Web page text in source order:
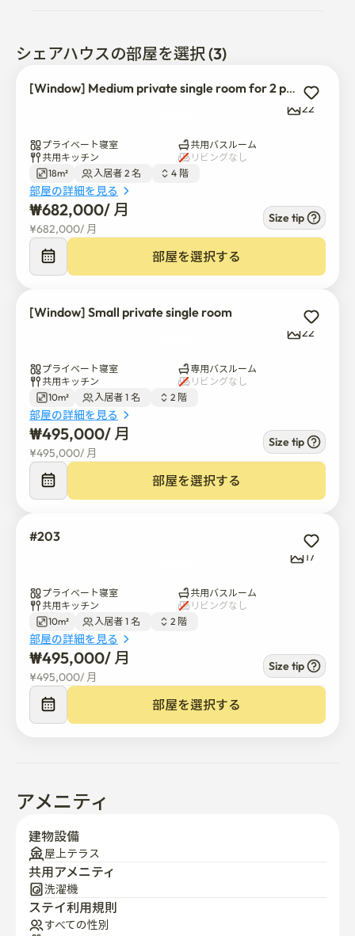
🚶♀️太平駅徒歩10分
🏫嘉泉大学校15分以内
🚇蚕室駅まで約30分です
🚇江南駅まで約30分です
🏠 プロパティハイライト
✔各スタジオには専用シャワールーム、冷蔵庫、エアコ
✔全面リニューアル壁紙&フローリング
👥共用施設
✔ご飯、キムチ提供
✔キッチン改修 各種調理器具
✔ランドリー、浄水器、屋上アクセス可能
いつでもお気軽にお問い合わせください – 喜んでお手伝
いします 😊🚉 交通機関
🚶♀️太平駅徒歩10分
🚶水神駅徒歩10分
🏠 プロパティハイライト
✔全室個室で廊下と外窓が完備されています
シェアハウスの部屋を選択 (3)
[Window] Medium private single room for 2 person
22
プライベート寝室
共用バスルーム
共用キッチン
リビングなし
18m²
入居者 2 名 4 階
部屋の詳細を見る
₩682,000/ 月
¥682,000/ 月
Size tip
部屋を選択する
[Window] Small private single room
22
プライベート寝室
専用バスルーム
共用キッチン
リビングなし
10m²
入居者 1 名 2 階
部屋の詳細を見る
₩495,000/ 月
¥495,000/ 月
Size tip
部屋を選択する
#203
17
プライベート寝室
共用バスルーム
共用キッチン
リビングなし
10m²
入居者 1 名 2 階
部屋の詳細を見る
₩495,000/ 月
¥495,000/ 月
Size tip
部屋を選択する
アメニティ
建物設備
屋上テラス
共用アメニティ
洗濯機
ステイ利用規則
すべての性別